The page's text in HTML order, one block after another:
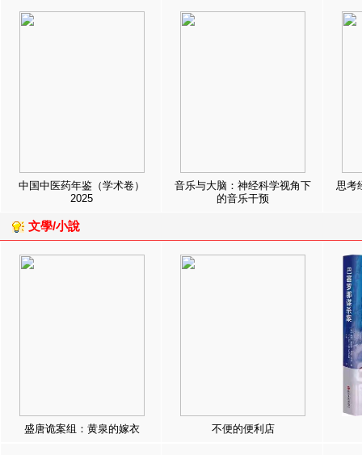
中国中医药年鉴（学术卷）
2025
音乐与大脑：神经科学视角下
的音乐干预
思考
文學/小說
盛唐诡案组：黄泉的嫁衣 不便的便利店